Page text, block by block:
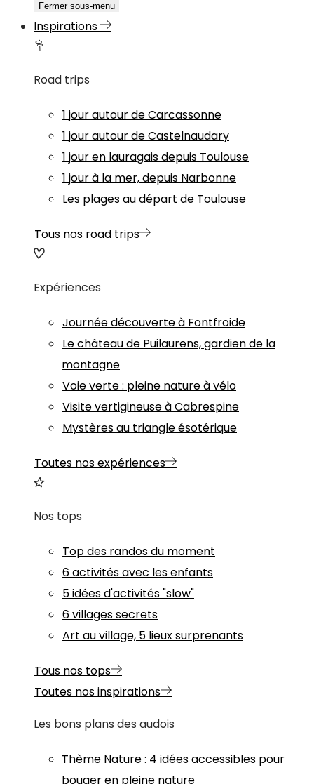
Fermer sous-menu
Inspirations
Road trips
1 jour autour de Carcassonne
1 jour autour de Castelnaudary
1 jour en lauragais depuis Toulouse
1 jour à la mer, depuis Narbonne
Les plages au départ de Toulouse
Tous nos road trips
Expériences
Journée découverte à Fontfroide
Le château de Puilaurens, gardien de la
montagne
Voie verte : pleine nature à vélo
Visite vertigineuse à Cabrespine
Mystères au triangle ésotérique
Toutes nos expériences
Nos tops
Top des randos du moment
6 activités avec les enfants
5 idées d'activités "slow"
6 villages secrets
Art au village, 5 lieux surprenants
Tous nos tops
Toutes nos inspirations
Les bons plans des audois
Thème Nature: 4 idées accessibles pour
bouger en pleine nature